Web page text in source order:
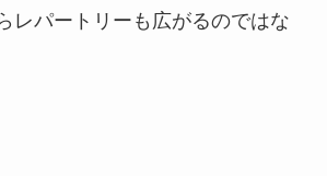
レパートリーも広がるのではな